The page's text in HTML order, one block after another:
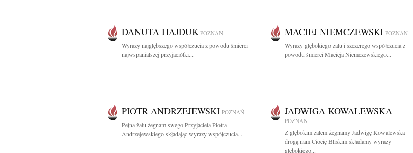
DANUTA HAJDUK POZNAŃ
Wyrazy najgłębszego współczucia z powodu śmierci
najwspanialszej przyjaciółki...
MACIEJ NIEMCZEWSKI POZNAŃ
Wyrazy głębokiego żalu i szczerego współczucia z
powodu śmierci Macieja Niemczewskiego...
PIOTR ANDRZEJEWSKI POZNAŃ
Pełna żalu żegnam swego Przyjaciela Piotra
Andrzejewskiego składając wyrazy współczucia...
JADWIGA KOWALEWSKA
POZNAŃ
Z głębokim żalem żegnamy Jadwigę Kowalewską
drogą nam Ciocię Bliskim składamy wyrazy
głębokiego...